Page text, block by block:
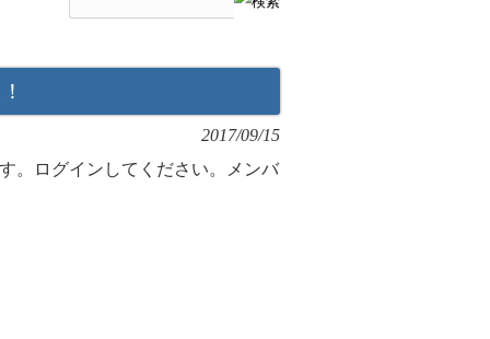
2017/09/15
。ログインしてください。メンバ